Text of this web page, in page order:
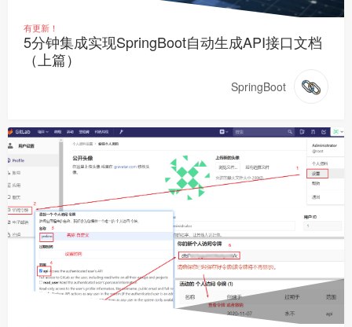
有更新！
5分钟集成实现SpringBoot自动生成API接口文档
（上篇）
SpringBoot